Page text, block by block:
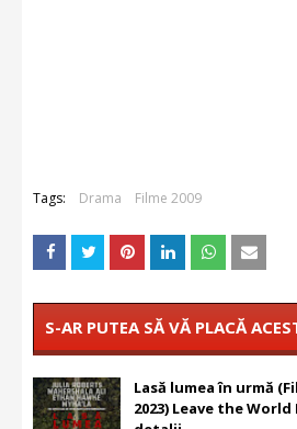
Tags: Drama Filme 2009
S-AR PUTEA SĂ VĂ PLACĂ
Lasă lumea în urmă
2023) Leave the